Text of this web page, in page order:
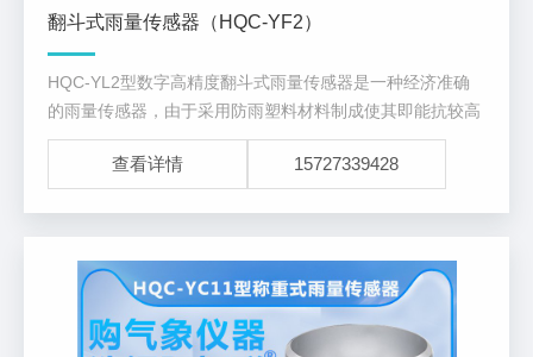
翻斗式雨量传感器（HQC-YF2）
HQC-YL2型数字高精度翻斗式雨量传感器是一种经济准确
的雨量传感器，由于采用防雨塑料材料制成使其即能抗较高
的紫外线辐射，又能有效的防止结冻。
查看详情 15727339428